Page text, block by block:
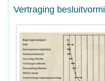
Vertraging